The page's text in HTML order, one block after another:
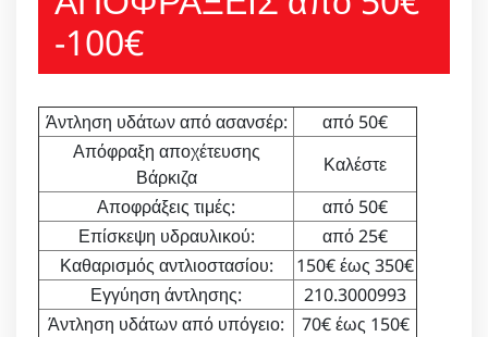
-100€
Άντληση υδάτων από ασανσέρ:
από 50€
Απόφραξη αποχέτευσης
Βάρκιζα
Καλέστε
Αποφράξεις τιμές:
από 50€
Επίσκεψη υδραυλικού:
από 25€
Καθαρισμός αντλιοστασίου:
150€ έως 350€
Εγγύηση άντλησης:
210.3000993
Άντληση υδάτων από υπόγειο:
70€ έως 150€